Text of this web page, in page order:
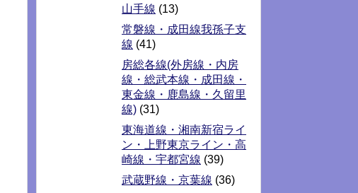
山手線 (13)
常磐線・成田線我孫子支
線 (41)
房総各線(外房線・内房
線・総武本線・成田線・
東金線・鹿島線・久留里
線) (31)
東海道線・湘南新宿ライ
ン・上野東京ライン・高
崎線・宇都宮線 (39)
武蔵野線・京葉線 (36)